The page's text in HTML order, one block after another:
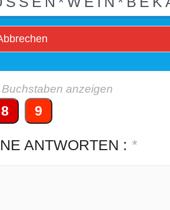
anzeigen
8 9
ANTWORTEN : *